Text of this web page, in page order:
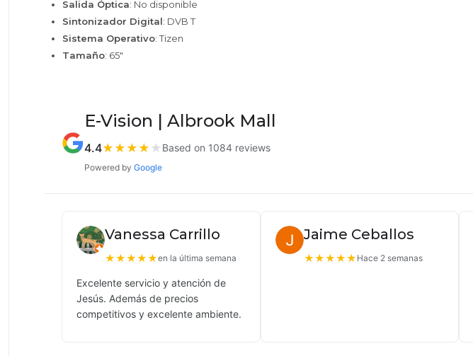
Salida Óptica: No disponible
Sintonizador Digital: DVB T
Sistema Operativo: Tizen
Tamaño: 65"
E-Vision | Albrook Mall
4.4★ ★ ★ ★ ★ Based on 1084 reviews
Powered by Google
Vanessa Carrillo
★★★★★en la última semana
Excelente servicio y atención de
Jesús. Además de precios
competitivos y excelente ambiente.
Jaime Ceballos
★★★★★ Hace 2 semanas